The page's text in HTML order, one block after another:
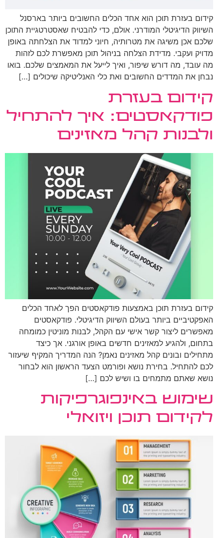
קידום בעזרת תוכן הוא אחד הכלים החשובים ביותר בארסנל
השיווק הדיגיטלי המודרני. אולם, כדי להבטיח שאסטרטגיית התוכן
שלכם אכן משיגה את מטרותיה, חיוני למדוד את הצלחתה באופן
מדויק ועקבי. מדידת הצלחה בניהול תוכן מאפשרת לכם לזהות
מה עובד, מה דורש שיפור, ואיך לייעל את המאמצים שלכם. בואו
נבחן את המדדים החשובים ואת כלי האנליטיקה שיכולים […]
קידום בעזרת
פודקאסטים: איך להתחיל
ולבנות קהל מאזינים
קידום בעזרת תוכן באמצעות פודקאסטים הפך לאחד הכלים
האפקטיביים ביותר בעולם השיווק הדיגיטלי. פודקאסטים
מאפשרים ליצור קשר אישי עם הקהל, לבנות מוניטין כמומחה
בתחום, ולהגיע למאזינים חדשים באופן אורגני. אך כיצד
מתחילים ובונים קהל מאזינים נאמן? הנה המדריך המקיף שיעזור
לכם להתחיל. בחירת נושא ופורמט הצעד הראשון הוא לבחור
נושא שאתם מתמחים בו ושיש לכם […]
שימוש באינפוגרפיקות
לקידום תוכן ויזואלי